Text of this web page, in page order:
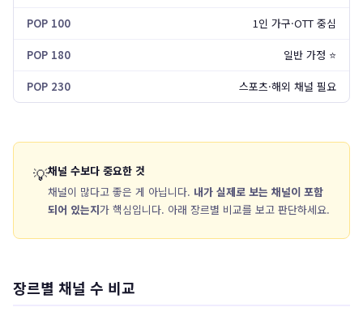
1인 가구·OTT 중심
일반 가정 ⭐
스포츠·해외 채널 필요
💡채널 수보다 중요한 것
채널이 많다고 좋은 게 아닙니다. 내가 실제로 보는 채널이 포함
되어 있는지가 핵심입니다. 아래 장르별 비교를 보고 판단하세요.
장르별 채널 수 비교